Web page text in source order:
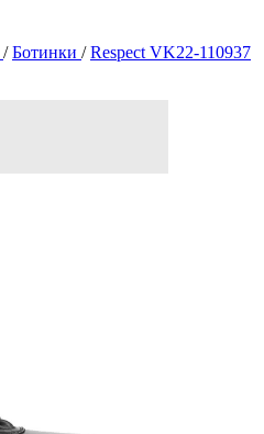
/Ботинки /Respect VK22-110937